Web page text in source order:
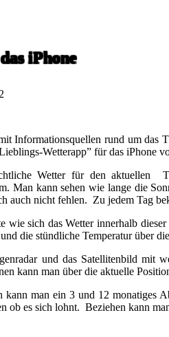
iPhone
Informationsquellen rund um das
Wetterapp” für das iPhone
Wetter für den aktuellen
Man kann sehen wie lange die
auch nicht fehlen. Zu jedem Tag
wie sich das Wetter innerhalb
die stündliche Temperatur
und das Satellitenbild
kann man über die aktuelle
kann man ein 3 und 12
ob es sich lohnt. Beziehen kann